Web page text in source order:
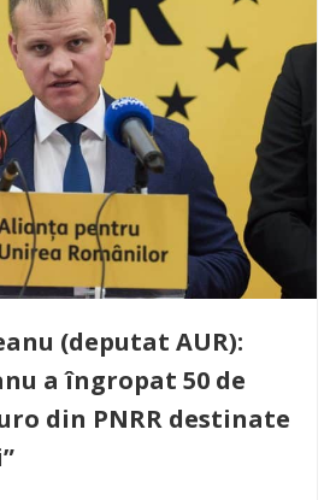
(deputat AUR):
a îngropat 50 de
din PNRR destinate